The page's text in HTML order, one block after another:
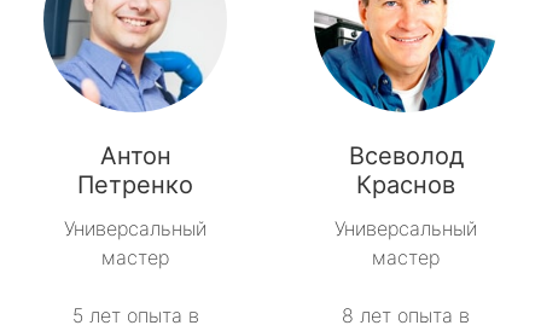
Янино-1
Антон
Петренко
Универсальный
мастер
5 лет опыта в
Всеволод
Краснов
Универсальный
мастер
8 лет опыта в